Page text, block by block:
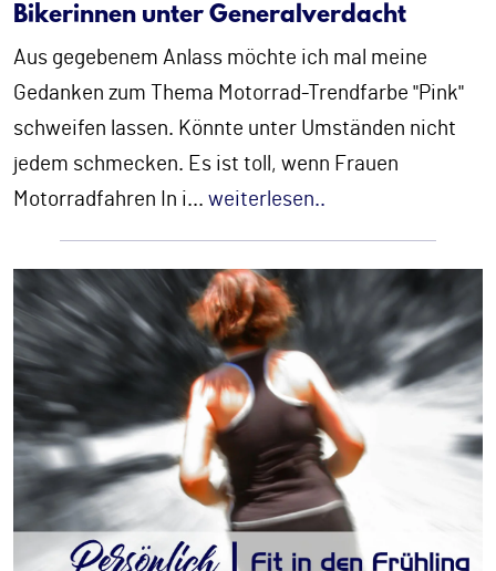
Bikerinnen unter Generalverdacht
Aus gegebenem Anlass möchte ich mal meine
Gedanken zum Thema Motorrad-Trendfarbe "Pink"
schweifen lassen. Könnte unter Umständen nicht
jedem schmecken. Es ist toll, wenn Frauen
Motorradfahren In i... weiterlesen..